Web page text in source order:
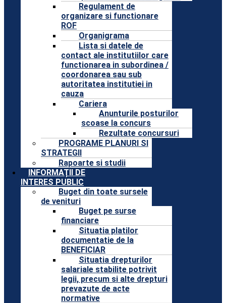
Regulament de
organizare si functionare
ROF
Organigrama
Lista si datele de
contact ale institutiilor care
functionarea in subordinea /
coordonarea sau sub
autoritatea institutiei in
cauza
Cariera
Anunturile posturilor
scoase la concurs
Rezultate concursuri
PROGRAME PLANURI SI
STRATEGII
Rapoarte si studii
INFORMAȚII DE
INTERES PUBLIC
Buget din toate sursele
de venituri
Buget pe surse
financiare
Situatia platilor
documentatie de la
BENEFICIAR
Situatia drepturilor
salariale stabilite potrivit
legii, precum si alte drepturi
prevazute de acte
normative